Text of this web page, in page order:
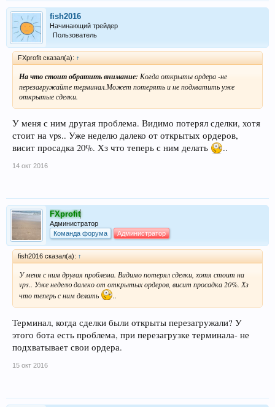
fish2016
Начинающий трейдер
Пользователь
FXprofit сказал(а): ↑
На что стоит обратить внимание: Когда открыты ордера -не
перезагружайте терминал.Может потерять и не подхватить уже
открытые сделки.
У меня с ним другая проблема. Видимо потерял сделки, хотя
стоит на vps.. Уже неделю далеко от открытых ордеров,
висит просадка 20%. Хз что теперь с ним делать
..
14 окт 2016
FXprofit
Администратор
Команда форума
Администратор
fish2016 сказал(а): ↑
У меня с ним другая проблема. Видимо потерял сделки, хотя стоит на
vps.. Уже неделю далеко от открытых ордеров, висит просадка 20%. Хз
что теперь с ним делать
..
Терминал, когда сделки были открыты перезагружали? У
этого бота есть проблема, при перезагрузке терминала- не
подхватывает свои ордера.
15 окт 2016